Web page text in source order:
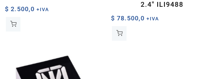
$ 2.500,0 +IVA
2.4″ ILI9488
$ 78.500,0 +IVA